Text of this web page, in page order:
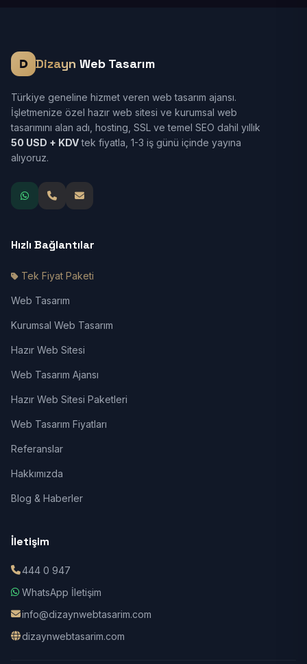
Dizayn Web Tasarım
Türkiye geneline hizmet veren web tasarım ajansı.
İşletmenize özel hazır web sitesi ve kurumsal web
tasarımını alan adı, hosting, SSL ve temel SEO dahil yıllık
50 USD + KDVtek fiyatla, 1-3 iş günü içinde yayına
alıyoruz.
Hızlı Bağlantılar
Tek Fiyat Paketi
Web Tasarım
Kurumsal Web Tasarım
Hazır Web Sitesi
Web Tasarım Ajansı
Hazır Web Sitesi Paketleri
Web Tasarım Fiyatları
Referanslar
Hakkımızda
Blog & Haberler
İletişim
444 0 947
WhatsApp İletişim
info@dizaynwebtasarim.com
dizaynwebtasarim.com